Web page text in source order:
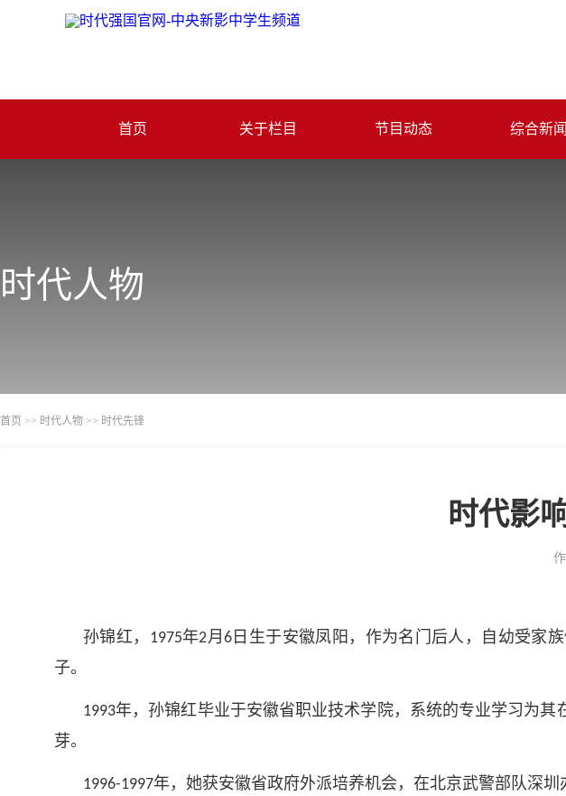
首页 关于栏目 节目动态 综合新闻
时代人物
首页 >> 时代人物 >> 时代先锋
时代影
孙锦红， 1975年2月6 日生于安徽凤阳，作为名门后人，自幼受家
子。
1993年，孙锦红毕业于安徽省职业技术学院，系统的专业学习为
芽。
1996-1997年，她获安徽省政府外派培养机会，在北京武警部队深